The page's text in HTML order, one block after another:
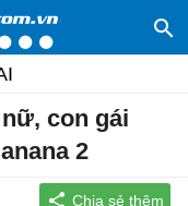
con gái
2